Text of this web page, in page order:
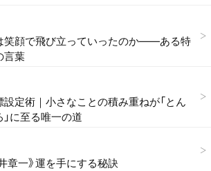
笑顔で飛び立っていったのか——ある特
言葉
定術｜小さなことの積み重ねが「とん
に至る唯一の道
章一》運を手にする秘訣